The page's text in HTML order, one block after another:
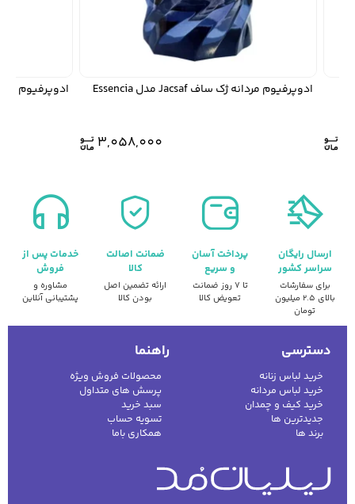
ادوپرفیوم مردانه ژک ساف Jacsaf مدل Essencia
3,058,000
ادوپرفیوم
ارسال رایگان
سراسر کشور
برای سفارشات
بالای ۲.۵ میلیون
تومان
پرداخت آسان
و سریع
تا ۷ روز ضمانت
تعویض کالا
ضمانت اصالت
کالا
ارائه تضمین اصل
بودن کالا
خدمات پس از
فروش
مشاوره و
پشتیبانی آنلاین
دسترسی
خرید لباس زنانه
خرید لباس مردانه
خرید کیف و چمدان
جدیدترین ها
برند ها
راهنما
محصولات فروش ویژه
پرسش های متداول
سبد خرید
تسویه حساب
همکاری باما